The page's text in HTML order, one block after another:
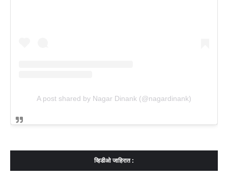
A post shared by Nagar Dinank (@nagardinank)
व्हिडीओ जाहिरात :